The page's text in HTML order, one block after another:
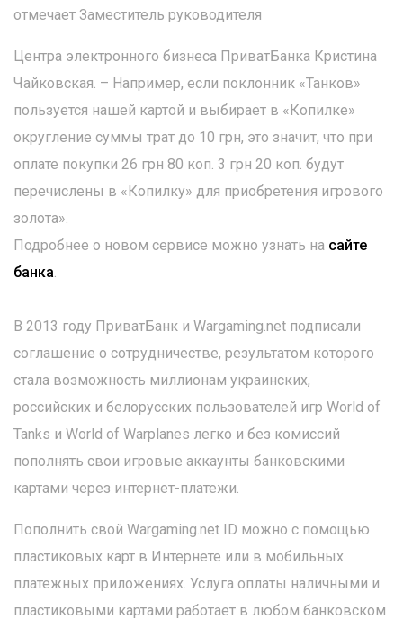
отмечает Заместитель руководителя
Центра электронного бизнеса ПриватБанка Кристина
Чайковская. – Например, если поклонник «Танков»
пользуется нашей картой и выбирает в «Копилке»
округление суммы трат до 10 грн, это значит, что при
оплате покупки 26 грн 80 коп. 3 грн 20 коп. будут
перечислены в «Копилку» для приобретения игрового
золота».
Подробнее о новом сервисе можно узнать на сайте
банка.
В 2013 году ПриватБанк и Wargaming.net подписали
соглашение о сотрудничестве, результатом которого
стала возможность миллионам украинских,
российских и белорусских пользователей игр World of
Tanks и World of Warplanes легко и без комиссий
пополнять свои игровые аккаунты банковскими
картами через интернет-платежи.
Пополнить свой Wargaming.net ID можно с помощью
пластиковых карт в Интернете или в мобильных
платежных приложениях. Услуга оплаты наличными и
пластиковыми картами работает в любом банковском